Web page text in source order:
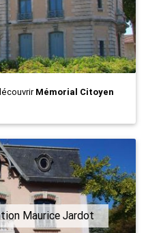
Mémorial Citoyen
Maurice Jardot